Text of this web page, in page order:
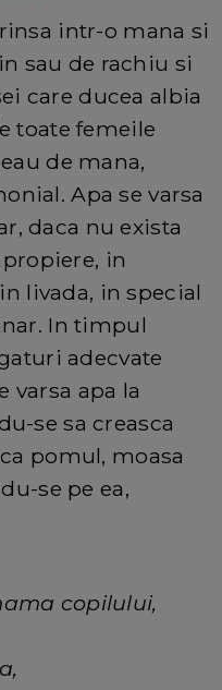
intr-o mana si
sau de rachiu si
care ducea albia
toate femeile
de mana,
Apa se varsa
daca nu exista
in
livada, in special
In timpul
adecvate
varsa apa la
se sa creasca
pomul, moasa
se pe ea,
copilului,